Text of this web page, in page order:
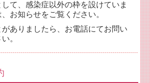
て、感染症以外の枠を設けていま
お知らせをご覧ください。
がありましたら、お電話にてお問い
。